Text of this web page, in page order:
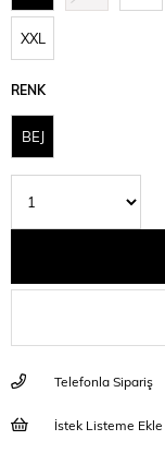
XXL
RENK
BEJ
Telefonla Sipariş
İstek Listeme Ekle